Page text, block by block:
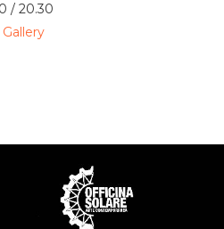
/ 20.30